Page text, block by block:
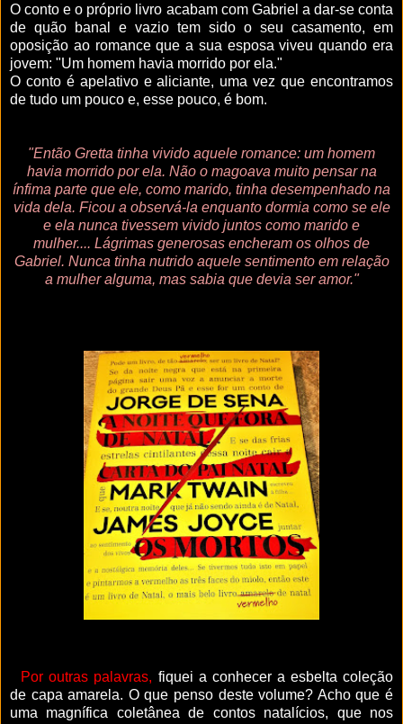
O conto e o próprio livro acabam com Gabriel a dar-se conta
de quão banal e vazio tem sido o seu casamento, em
oposição ao romance que a sua esposa viveu quando era
jovem: "Um homem havia morrido por ela."
O conto é apelativo e aliciante, uma vez que encontramos
de tudo um pouco e, esse pouco, é bom.
"Então Gretta tinha vivido aquele romance: um homem
havia morrido por ela. Não o magoava muito pensar na
ínfima parte que ele, como marido, tinha desempenhado na
vida dela. Ficou a observá-la enquanto dormia como se ele
e ela nunca tivessem vivido juntos como marido e
mulher.... Lágrimas generosas encheram os olhos de
Gabriel. Nunca tinha nutrido aquele sentimento em relação
a mulher alguma, mas sabia que devia ser amor."
Por outras palavras, fiquei a conhecer a esbelta coleção
de capa amarela. O que penso deste volume? Acho que é
uma magnífica coletânea de contos natalícios, que nos